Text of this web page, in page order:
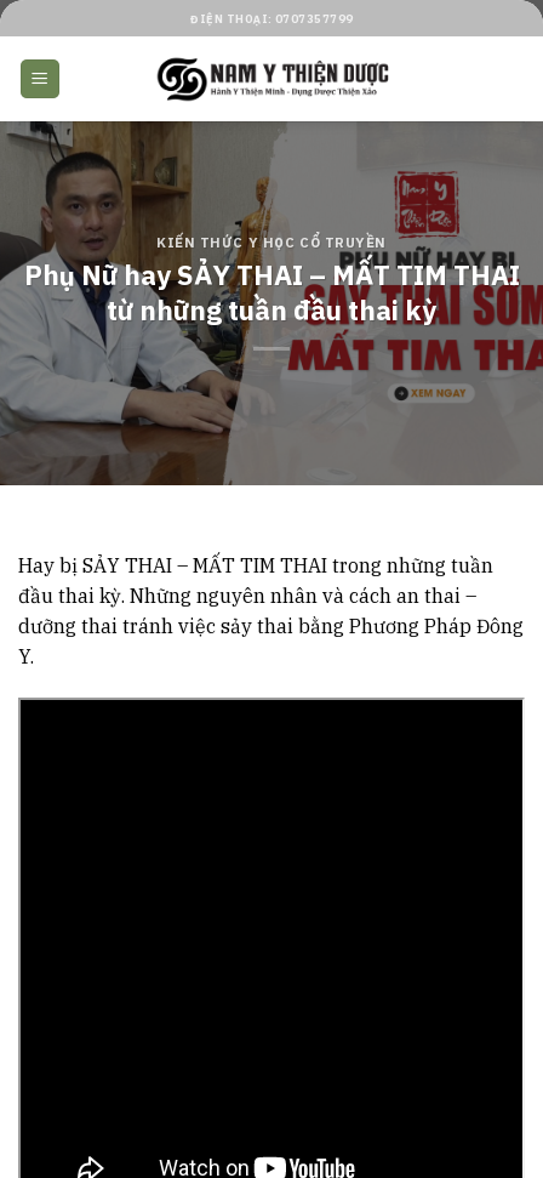
Skip
to
content
ĐIỆN THOẠI: 0707357799
KIẾN THỨC Y HỌC CỔ TRUYỀN
Phụ Nữ hay SẢY THAI – MẤT TIM THAI
từ những tuần đầu thai kỳ
Hay bị SẢY THAI – MẤT TIM THAI trong những tuần
đầu thai kỳ. Những nguyên nhân và cách an thai –
dưỡng thai tránh việc sảy thai bằng Phương Pháp Đông
Y.